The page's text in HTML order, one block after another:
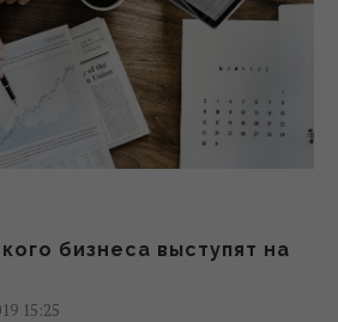
бизнеса выступят на
15:25